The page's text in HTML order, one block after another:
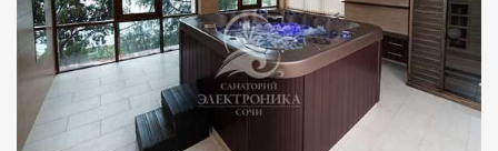
Услуги няни , Фитнес центр, Ресторан, Бассейн,